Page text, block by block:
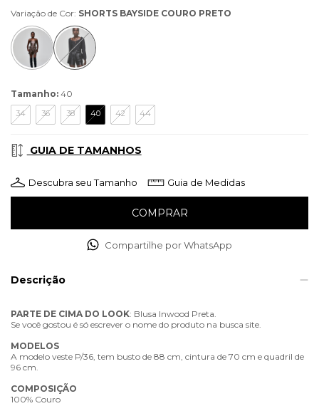
Variação de Cor: SHORTS BAYSIDE COURO PRETO
Tamanho: 40
34 36 38 40 42 44
GUIA DE TAMANHOS
Descubra seu Tamanho Guia de Medidas
Compartilhe por WhatsApp
Descrição
PARTE DE CIMA DO LOOK: Blusa Inwood Preta.
Se você gostou é só escrever o nome do produto na busca site.
MODELOS
A modelo veste P/36, tem busto de 88 cm, cintura de 70 cm e quadril de
96 cm.
COMPOSIÇÃO
100% Couro